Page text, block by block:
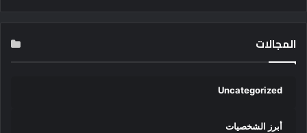
المجالات
Uncategorized
أبرز الشخصيات